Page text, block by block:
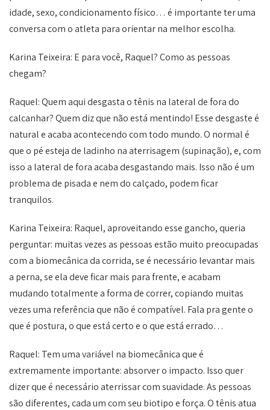
idade, sexo, condicionamento físico… é importante ter uma
conversa com o atleta para orientar na melhor escolha.
Karina Teixeira: E para você, Raquel? Como as pessoas
chegam?
Raquel: Quem aqui desgasta o tênis na lateral de fora do
calcanhar? Quem diz que não está mentindo! Esse desgaste é
natural e acaba acontecendo com todo mundo. O normal é
que o pé esteja de ladinho na aterrisagem (supinação), e, com
isso a lateral de fora acaba desgastando mais. Isso não é um
problema de pisada e nem do calçado, podem ficar
tranquilos.
Karina Teixeira: Raquel, aproveitando esse gancho, queria
perguntar: muitas vezes as pessoas estão muito preocupadas
com a biomecânica da corrida, se é necessário levantar mais
a perna, se ela deve ficar mais para frente, e acabam
mudando totalmente a forma de correr, copiando muitas
vezes uma referência que não é compatível. Fala pra gente o
que é postura, o que está certo e o que está errado…
Raquel: Tem uma variável na biomecânica que é
extremamente importante: absorver o impacto. Isso quer
dizer que é necessário aterrissar com suavidade. As pessoas
são diferentes, cada um com seu biotipo e força. O tênis atua